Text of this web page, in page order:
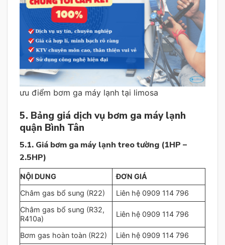
ưu điểm bơm ga máy lạnh tại limosa
5. Bảng giá dịch vụ bơm ga máy lạnh
quận Bình Tân
5.1. Giá bơm ga máy lạnh treo tường (1HP –
2.5HP)
NỘI DUNG
ĐƠN GIÁ
Châm gas bổ sung (R22)
Liên hệ 0909 114 796
Châm gas bổ sung (R32,
R410a)
Liên hệ 0909 114 796
Bơm gas hoàn toàn (R22)
Liên hệ 0909 114 796